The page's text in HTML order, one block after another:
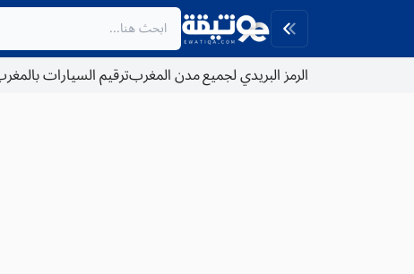
الرمز البريدي لجميع مدن المغربترقيم السيارات